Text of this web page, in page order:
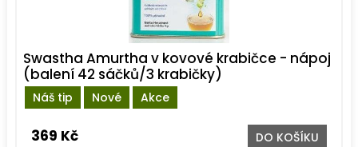
Náš tip Nové Akce
Swastha Amurtha v kovové krabičce - nápoj
(balení 42 sáčků/3 krabičky)
369 Kč DO KOŠÍKU